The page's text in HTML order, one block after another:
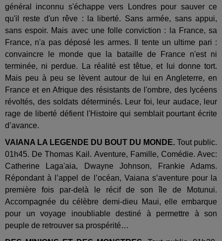
général inconnu s'échappe vers Londres pour sauver ce
qu'il reste d'un rêve : la liberté. Sans armée, sans appui,
sans espoir. Mais avec une folle conviction : la France, sa
France, n'a pas déposé les armes. Il tente un ultime pari :
convaincre le monde que la bataille de France n'est ni
terminée, ni perdue. La réalité est têtue, et lui donne tort.
Mais peu à peu se lèvent autour de lui en Angleterre, en
France et en Afrique des résistants de l'ombre, des lycéens
révoltés, des soldats déterminés. Leur foi, leur audace, leur
rage de liberté défient l'Histoire qui semblait pourtant écrite
d’avance.
VAIANA LA LEGENDE DU BOUT DU MONDE. Tout public.
01h45. De Thomas Kail. Aventure, Famille, Comédie. Avec:
Catherine Laga'aia, Dwayne Johnson, Frankie Adams.
Répondant à l’appel de l’océan, Vaiana s’aventure pour la
première fois par-delà le récif de son île de Motunui.
Accompagnée du célèbre demi-dieu Maui, elle embarque
pour un voyage inoubliable destiné à permettre à son
peuple de retrouver sa prospérité…